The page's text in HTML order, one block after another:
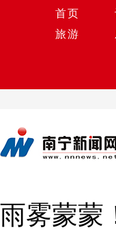
首页
旅游
雨雾蒙蒙